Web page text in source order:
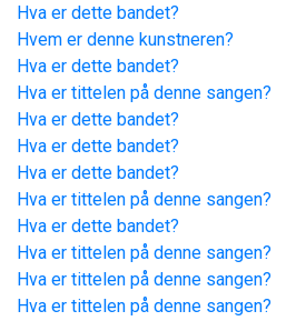
Hva er dette bandet?
Hvem er denne kunstneren?
Hva er dette bandet?
Hva er tittelen på denne sangen?
Hva er dette bandet?
Hva er dette bandet?
Hva er dette bandet?
Hva er tittelen på denne sangen?
Hva er dette bandet?
Hva er tittelen på denne sangen?
Hva er tittelen på denne sangen?
Hva er tittelen på denne sangen?